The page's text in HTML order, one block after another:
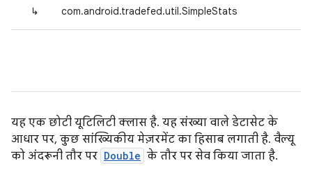
↳ com.android.tradefed.util.SimpleStats
यह एक छोटी यूटिलिटी क्लास है. यह संख्या वाले डेटासेट के
आधार पर, कुछ सांख्यिकीय मेज़रमेंट का हिसाब लगाती है. वैल्यू
को अंदरूनी तौर पर Double के तौर पर सेव किया जाता है.